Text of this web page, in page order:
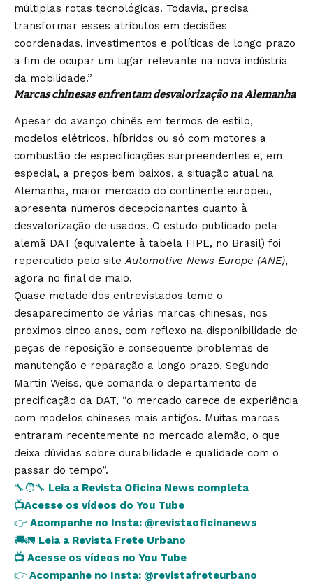
múltiplas rotas tecnológicas. Todavia, precisa
transformar esses atributos em decisões
coordenadas, investimentos e políticas de longo prazo
a fim de ocupar um lugar relevante na nova indústria
da mobilidade.”
Marcas chinesas enfrentam desvalorização na Alemanha
Apesar do avanço chinês em termos de estilo,
modelos elétricos, híbridos ou só com motores a
combustão de especificações surpreendentes e, em
especial, a preços bem baixos, a situação atual na
Alemanha, maior mercado do continente europeu,
apresenta números decepcionantes quanto à
desvalorização de usados. O estudo publicado pela
alemã DAT (equivalente à tabela FIPE, no Brasil) foi
repercutido pelo site Automotive News Europe (ANE),
agora no final de maio.
Quase metade dos entrevistados teme o
desaparecimento de várias marcas chinesas, nos
próximos cinco anos, com reflexo na disponibilidade de
peças de reposição e consequente problemas de
manutenção e reparação a longo prazo. Segundo
Martin Weiss, que comanda o departamento de
precificação da DAT, “o mercado carece de experiência
com modelos chineses mais antigos. Muitas marcas
entraram recentemente no mercado alemão, o que
deixa dúvidas sobre durabilidade e qualidade com o
passar do tempo”.
🔧🧑‍🔧 Leia a Revista Oficina News completa
📺Acesse os vídeos do You Tube
👉 Acompanhe no Insta: @revistaoficinanews
🚚🚛 Leia a Revista Frete Urbano
📺 Acesse os vídeos no You Tube
👉 Acompanhe no Insta: @revistafreteurbano